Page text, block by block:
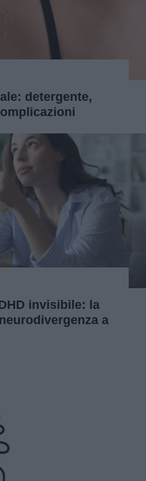
detergente,
invisibile: la
a